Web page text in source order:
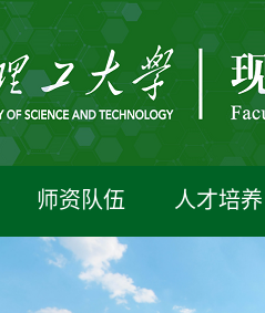
师资队伍 人才培养